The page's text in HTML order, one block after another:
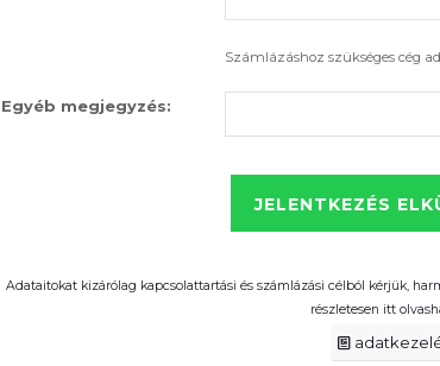
Számlázáshoz szükséges cég
Egyéb megjegyzés:
Adataitokat kizárólag kapcsolattartási és számlázási célból kérjük,
részletesen itt